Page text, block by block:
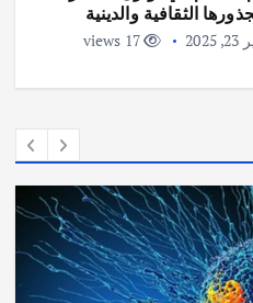
الثقافية والدينية
17 views